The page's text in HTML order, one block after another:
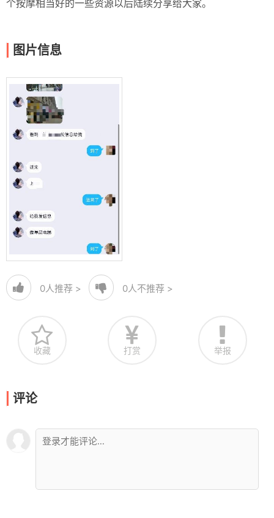
个按摩相当好的一些资源以后陆续分享给大家。
图片信息
0人推荐 > 0人不推荐 >
收藏 打赏 举报
评论